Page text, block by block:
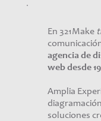
En 321Make
agencia de
web desde
Amplia
soluciones